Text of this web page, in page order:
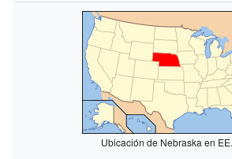
Ubicación de Nebraska en